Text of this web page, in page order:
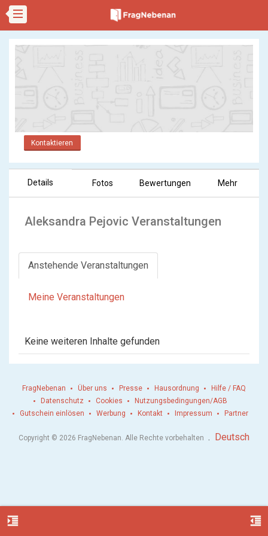
Kontaktieren
Details Fotos Bewertungen Mehr
Aleksandra Pejovic Veranstaltungen
Anstehende Veranstaltungen
Meine Veranstaltungen
Keine weiteren Inhalte gefunden
format_indent_increase format_indent_decrease
FragNebenan Über uns Presse Hausordnung
Hilfe / FAQ
Datenschutz
Cookies
Nutzungsbedingungen/AGB
Gutschein einlösen
Werbung Kontakt Impressum Partner
Copyright © 2026 FragNebenan. Alle Rechte vorbehalten . Deutsch